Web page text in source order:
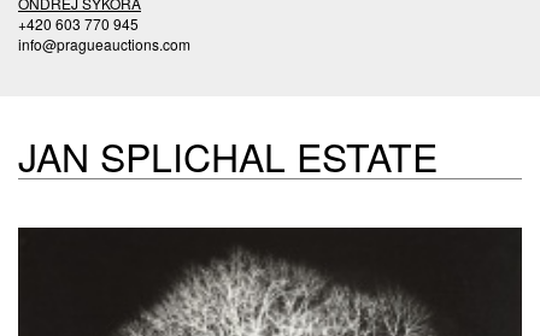
+420 603 770 945
info@pragueauctions.com
JAN SPLICHAL ESTATE